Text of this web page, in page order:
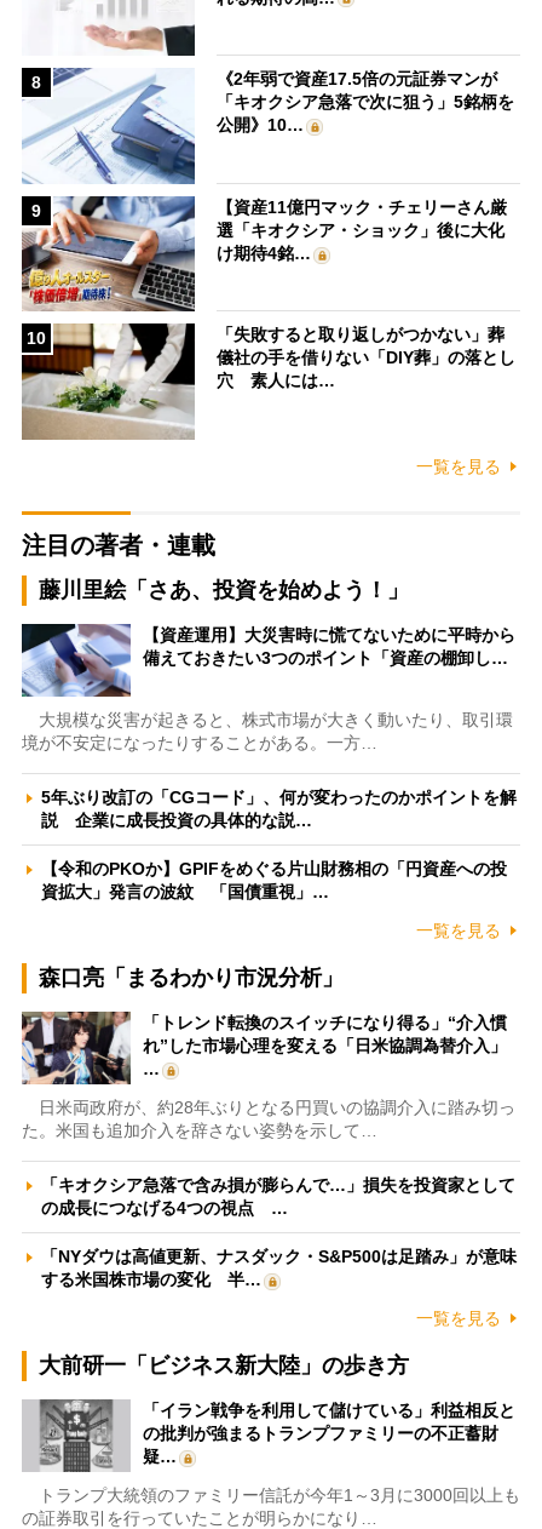
8
《2年弱で資産17.5倍の元証券マンが
「キオクシア急落で次に狙う」5銘柄を
公開》10…
9
【資産11億円マック・チェリーさん厳
選「キオクシア・ショック」後に大化
け期待4銘…
10
「失敗すると取り返しがつかない」葬
儀社の手を借りない「DIY葬」の落とし
穴 素人には…
一覧を見る
注目の著者・連載
藤川里絵「さあ、投資を始めよう！」
【資産運用】大災害時に慌てないために平時から
備えておきたい3つのポイント「資産の棚卸し…
大規模な災害が起きると、株式市場が大きく動いたり、取引環
境が不安定になったりすることがある。一方…
5年ぶり改訂の「CGコード」、何が変わったのかポイントを解
説 企業に成長投資の具体的な説…
【令和のPKOか】GPIFをめぐる片山財務相の「円資産への投
資拡大」発言の波紋 「国債重視」…
一覧を見る
森口亮「まるわかり市況分析」
「トレンド転換のスイッチになり得る」“介入慣
れ”した市場心理を変える「日米協調為替介入」
…
日米両政府が、約28年ぶりとなる円買いの協調介入に踏み切っ
た。米国も追加介入を辞さない姿勢を示して…
「キオクシア急落で含み損が膨らんで…」損失を投資家として
の成長につなげる4つの視点 …
「NYダウは高値更新、ナスダック・S&P500は足踏み」が意味
する米国株市場の変化 半…
一覧を見る
大前研一「ビジネス新大陸」の歩き方
「イラン戦争を利用して儲けている」利益相反と
の批判が強まるトランプファミリーの不正蓄財
疑…
トランプ大統領のファミリー信託が今年1～3月に3000回以上も
の証券取引を行っていたことが明らかになり…